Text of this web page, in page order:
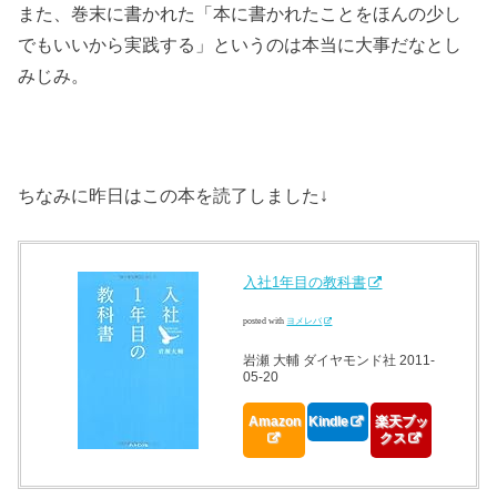
また、巻末に書かれた「本に書かれたことをほんの少し
でもいいから実践する」というのは本当に大事だなとし
みじみ。
ちなみに昨日はこの本を読了しました↓
入社1年目の教科書
posted with ヨメレバ
岩瀬 大輔 ダイヤモンド社 2011-
05-20
Amazon Kindle
楽天ブッ
クス